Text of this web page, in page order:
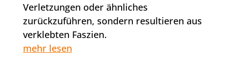
Verletzungen oder ähnliches
zurückzuführen, sondern resultieren aus
verklebten Faszien.
mehr lesen